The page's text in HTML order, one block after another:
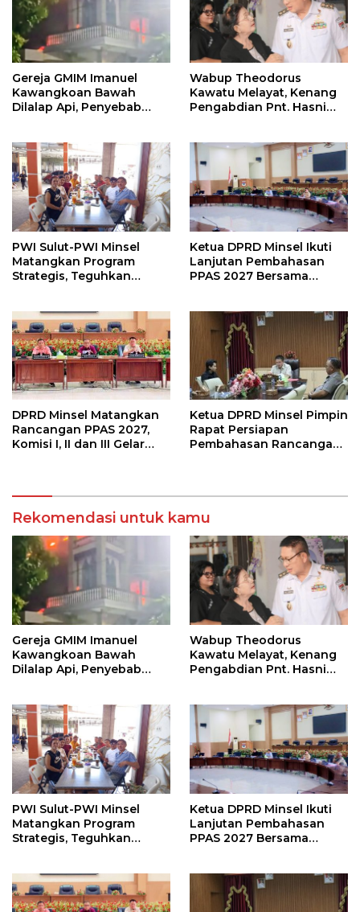
Gereja GMIM Imanuel
Kawangkoan Bawah
Dilalap Api, Penyebab
Wabup Theodorus
Kawatu Melayat, Kenang
Pengabdian Pnt. Hasni
Tanda Jasa
PWI Sulut-PWI Minsel
Matangkan Program
Strategis, Teguhkan
Ketua DPRD Minsel Ikuti
Lanjutan Pembahasan
PPAS 2027 Bersama
DPRD Minsel Matangkan
Rancangan PPAS 2027,
Komisi I, II dan III Gelar
Ketua DPRD Minsel Pimpin
Rapat Persiapan
Pembahasan Rancangan
Rekomendasi untuk kamu
Gereja GMIM Imanuel
Kawangkoan Bawah
Dilalap Api, Penyebab
Wabup Theodorus
Kawatu Melayat, Kenang
Pengabdian Pnt. Hasni
Tanda Jasa
PWI Sulut-PWI Minsel
Matangkan Program
Strategis, Teguhkan
Ketua DPRD Minsel Ikuti
Lanjutan Pembahasan
PPAS 2027 Bersama